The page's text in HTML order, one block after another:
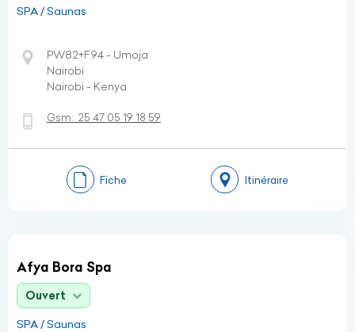
SPA / Saunas
PW82+F94 - Umoja
Nairobi
Nairobi - Kenya
Gsm: 25 47 05 19 18 59
Fiche Itinéraire
Afya Bora Spa
Ouvert
SPA / Saunas